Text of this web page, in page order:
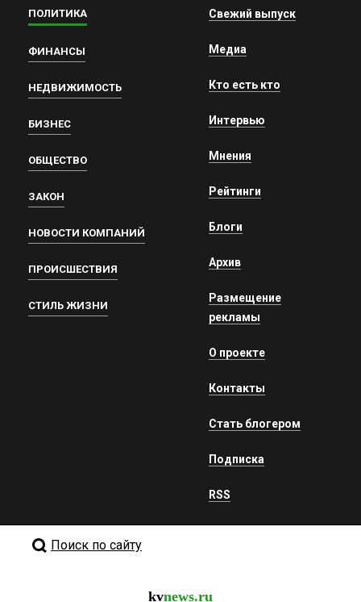
ПОЛИТИКА
ФИНАНСЫ
НЕДВИЖИМОСТЬ
БИЗНЕС
ОБЩЕСТВО
ЗАКОН
НОВОСТИ КОМПАНИЙ
ПРОИСШЕСТВИЯ
СТИЛЬ ЖИЗНИ
Свежий выпуск
Медиа
Кто есть кто
Интервью
Мнения
Рейтинги
Блоги
Архив
Размещение
рекламы
О проекте
Контакты
Стать блогером
Подписка
RSS
Поиск по сайту
kvnews.ru